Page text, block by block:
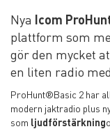
Nya Icom
plattform som
gör den mycket
en liten radio
ProHunt®Basic 2 har
modern jaktradio plus
som ljudförstärkning